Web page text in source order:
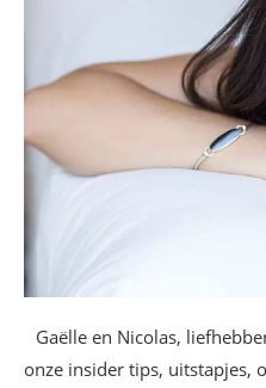
Gaëlle en Nicolas,
onze insider tips, uitstapjes,